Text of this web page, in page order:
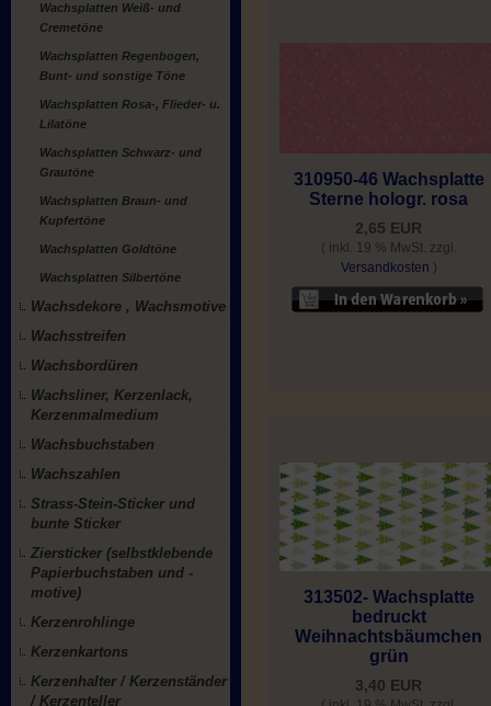
Wachsplatten Weiß- und
Cremetöne
Wachsplatten Regenbogen,
Bunt- und sonstige Töne
Wachsplatten Rosa-, Flieder- u.
Lilatöne
Wachsplatten Schwarz- und
Grautöne
Wachsplatten Braun- und
Kupfertöne
Wachsplatten Goldtöne
Wachsplatten Silbertöne
Wachsdekore , Wachsmotive
Wachsstreifen
Wachsbordüren
Wachsliner, Kerzenlack,
Kerzenmalmedium
Wachsbuchstaben
Wachszahlen
Strass-Stein-Sticker und
bunte Sticker
Ziersticker (selbstklebende
Papierbuchstaben und -
motive)
Kerzenrohlinge
Kerzenkartons
Kerzenhalter / Kerzenständer
/ Kerzenteller
310950-46 Wachsplatte
Sterne hologr. rosa
2,65 EUR
( inkl. 19 % MwSt. zzgl.
Versandkosten )
313502- Wachsplatte
bedruckt
Weihnachtsbäumchen
grün
3,40 EUR